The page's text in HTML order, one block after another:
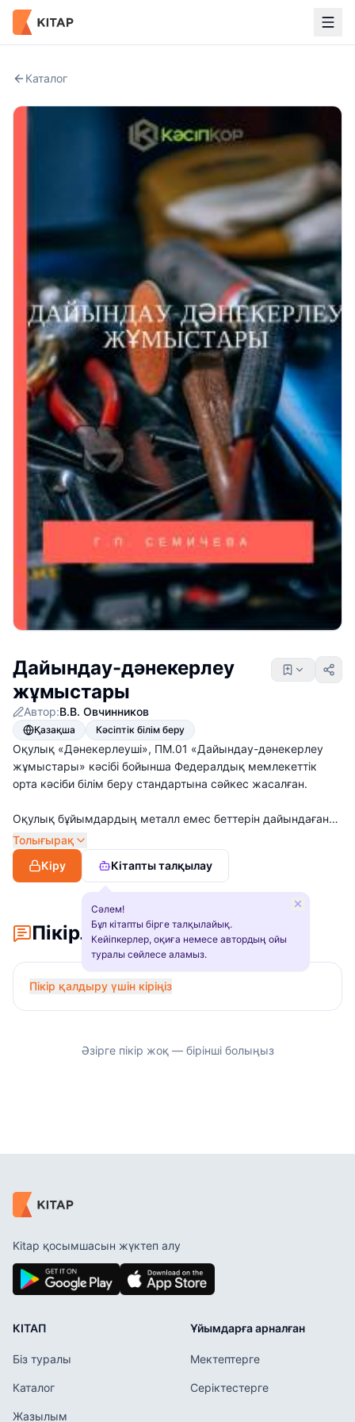
Каталог
Дайындау-дәнекерлеу
жұмыстары
Автор:В.В. Овчинников
Қазақша Кәсіптік білім беру
Оқулық «Дәнекерлеуші», ПМ.01 «Дайындау-дәнекерлеу
жұмыстары» кәсібі бойынша Федералдық мемлекеттік
орта кәсіби білім беру стандартына сәйкес жасалған.
Оқулық бұйымдардың металл емес беттерін дайындаған
кезде қолданылатын слесарлық операциялар, слесарлық
құрал-сайманның, тетіктердің және жабдықтың түрлері,
пісірілген қосылыстардың және жіктердің типтері мен
бөлшектерді және бұйымдарды жалпы дәнекерлеуге
құрастыру опера- цияларын орындаудың тәсілдері және
амал-тәсілдері мен олардың сапасын бақылау
қарастырылған. Жоын ұйымдастыру және дәнекерлеу
жұмыстары кезінде қауіпсіз еңбек ету амал-тәсілдері, газ
баллондарын қауіпсіз, оларды тасымалдау және сақтау
бойынша ұсыныстар берілген.
Орта кәсіби білім беру мекемелерінің студенттеріне
Толығырақ
Кіру
Кітапты талқылау
Сәлем!
Бұл кітапты бірге талқылайық.
Кейіпкерлер, оқиға немесе автордың ойы
туралы сөйлесе аламыз.
Пікірлер
Пікір қалдыру үшін кіріңіз
Әзірге пікір жоқ — бірінші болыңыз
Kitap қосымшасын жүктеп алу
КІТАП
Біз туралы
Каталог
Жазылым
Ұйымдарға арналған
Мектептерге
Серіктестерге